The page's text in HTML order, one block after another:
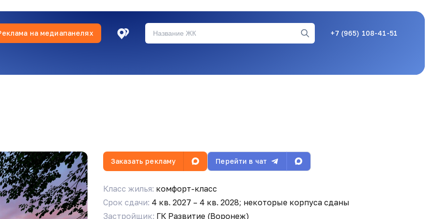
на медиапанелях +7 (965) 108-41-51
Заказать рекламу Перейти в чат
Класс жилья: комфорт-класс
Срок сдачи: 4 кв. 2027 – 4 кв. 2028; некоторые корпуса сданы
Застройщик: ГК Развитие (Воронеж)